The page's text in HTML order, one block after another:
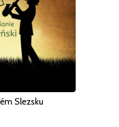
Slezsku